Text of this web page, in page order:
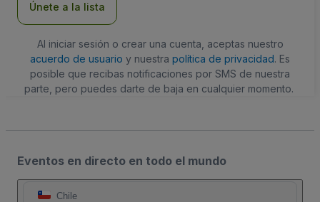
Únete a la lista
Al iniciar sesión o crear una cuenta, aceptas nuestro
acuerdo de usuario y nuestra política de privacidad. Es
posible que recibas notificaciones por SMS de nuestra
parte, pero puedes darte de baja en cualquier momento.
Eventos en directo en todo el mundo
Chile